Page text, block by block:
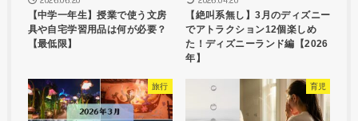
【中学一年生】授業で使う文房
具や自宅学習用品は何が必要？
【最低限】
【絶叫系無し】3月のディズニー
でアトラクション12個楽しめ
た！ディズニーランド編【2026
年】
旅行 育児